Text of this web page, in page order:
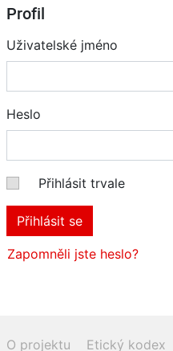
Profil
Uživatelské jméno
Heslo
Přihlásit trvale
Přihlásit se
Zapomněli jste heslo?
O projektu Etický kodex